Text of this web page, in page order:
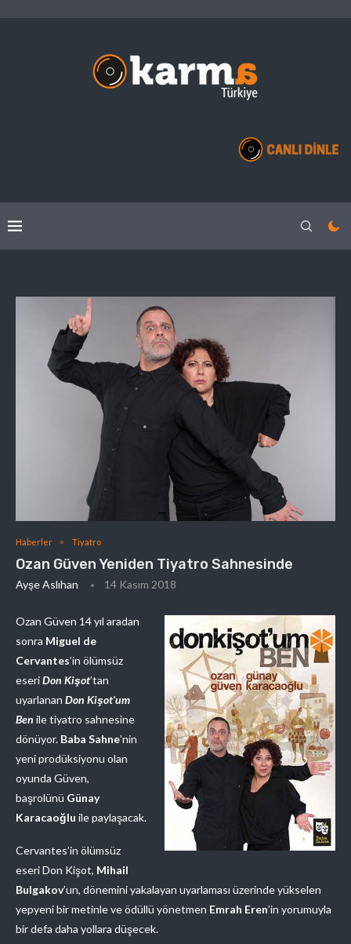
Haberler Tiyatro
Ozan Güven Yeniden Tiyatro Sahnesinde
Ayşe Aslıhan 14 Kasım 2018
Ozan Güven 14 yıl aradan
sonra Miguel de
Cervantes’in ölümsüz
eseriDon Kişot’tan
uyarlanan Don Kişot’um
Ben ile tiyatro sahnesine
dönüyor. Baba Sahne’nin
yeni prodüksiyonu olan
oyunda Güven,
başrolünü Günay
Karacaoğlu ile paylaşacak.
Cervantes’in ölümsüz
eseri Don Kişot, Mihail
Bulgakov’un, dönemini yakalayan uyarlaması üzerinde yükselen
yepyeni bir metinle ve ödüllü yönetmen Emrah Eren’in yorumuyla
bir defa daha yollara düşecek.